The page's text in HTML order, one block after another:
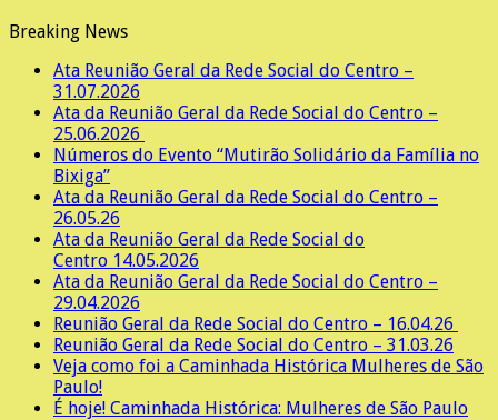
Breaking News
Ata Reunião Geral da Rede Social do Centro –
31.07.2026
Ata da Reunião Geral da Rede Social do Centro –
25.06.2026
Números do Evento “Mutirão Solidário da Família no
Bixiga”
Ata da Reunião Geral da Rede Social do Centro –
26.05.26
Ata da Reunião Geral da Rede Social do
Centro 14.05.2026
Ata da Reunião Geral da Rede Social do Centro –
29.04.2026
Reunião Geral da Rede Social do Centro – 16.04.26
Reunião Geral da Rede Social do Centro – 31.03.26
Veja como foi a Caminhada Histórica Mulheres de São
Paulo!
É hoje! Caminhada Histórica: Mulheres de São Paulo